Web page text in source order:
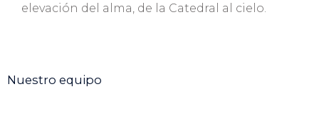
elevación del alma, de la Catedral al cielo.
Nuestro equipo